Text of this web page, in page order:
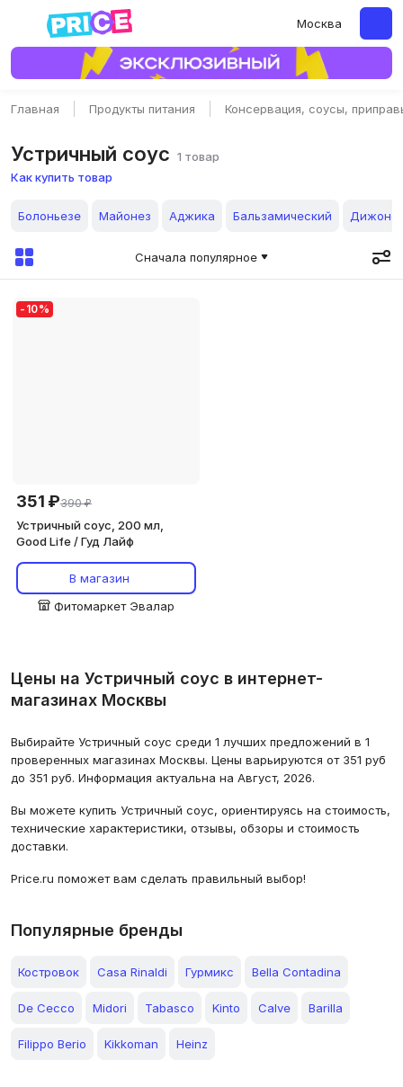
Москва
Главная Продукты питания Консервация, соусы,
Устричный соус 1 товар
Как купить товар
Болоньезе Майонез Аджика Бальзамический
Сначала популярное
- 10%
351 ₽390 ₽
Устричный соус, 200 мл,
Good Life / Гуд Лайф
В магазин
Фитомаркет Эвалар
Цены на Устричный соус в интернет-
магазинах Москвы
Выбирайте Устричный соус среди 1 лучших предложений в 1
проверенных магазинах Москвы. Цены варьируются от 351 руб
до 351 руб. Информация актуальна на Август, 2026.
Вы можете купить Устричный соус, ориентируясь на стоимость,
технические характеристики, отзывы, обзоры и стоимость
доставки.
Price.ru поможет вам сделать правильный выбор!
Популярные бренды
Костровок Casa Rinaldi Гурмикс Bella Contadina
De Cecco Midori Tabasco Kinto Calve Barilla
Filippo Berio Kikkoman Heinz